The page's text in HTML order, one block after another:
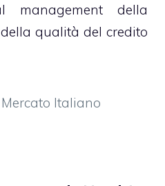
management della
qualità del credito
Mercato Italiano